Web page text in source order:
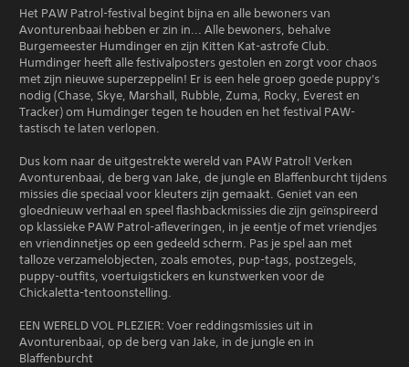
Het PAW Patrol-festival begint bijna en alle bewoners van
Avonturenbaai hebben er zin in... Alle bewoners, behalve
Burgemeester Humdinger en zijn Kitten Kat-astrofe Club.
Humdinger heeft alle festivalposters gestolen en zorgt voor chaos
met zijn nieuwe superzeppelin! Er is een hele groep goede puppy's
nodig (Chase, Skye, Marshall, Rubble, Zuma, Rocky, Everest en
Tracker) om Humdinger tegen te houden en het festival PAW-
tastisch te laten verlopen.
Dus kom naar de uitgestrekte wereld van PAW Patrol! Verken
Avonturenbaai, de berg van Jake, de jungle en Blaffenburcht tijdens
missies die speciaal voor kleuters zijn gemaakt. Geniet van een
gloednieuw verhaal en speel flashbackmissies die zijn geïnspireerd
op klassieke PAW Patrol-afleveringen, in je eentje of met vriendjes
en vriendinnetjes op een gedeeld scherm. Pas je spel aan met
talloze verzamelobjecten, zoals emotes, pup-tags, postzegels,
puppy-outfits, voertuigstickers en kunstwerken voor de
Chickaletta-tentoonstelling.
EEN WERELD VOL PLEZIER: Voer reddingsmissies uit in
Avonturenbaai, op de berg van Jake, in de jungle en in
Blaffenburcht